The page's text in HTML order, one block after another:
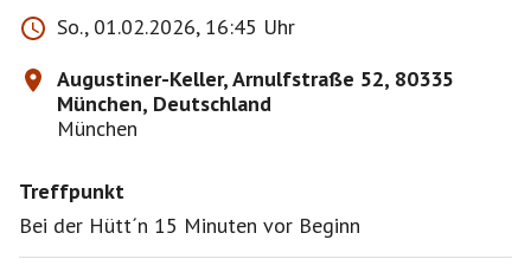
selbst.
Ich versuche 6 Frauen und 6 Männer als Teilnehmer
zusammen zu bringen.
Bahn incl. Unkostenpauschale bei 12 Teilnehmer pro
Person EURO 6,-- für
Zugesagte Teilnehmer bitte unbedingt kommen, die
Bahn ist gebucht! Bei Verhinderung bitte mindestens 2
So., 01.02.2026, 16:45 Uhr
Augustiner-Keller, Arnulfstraße 52, 80335
München, Deutschland
München
Treffpunkt
Bei der Hütt´n 15 Minuten vor Beginn